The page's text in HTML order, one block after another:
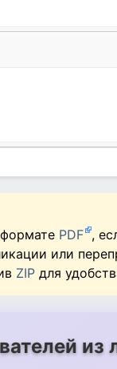
PDF ,
или
ZIP для